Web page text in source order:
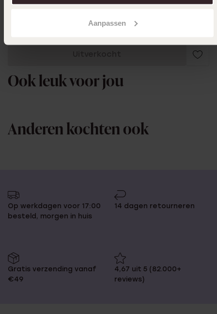
Aanpassen
Toon meer
Ook leuk voor jou
Anderen kochten ook
Op werkdagen voor 17:00
besteld, morgen in huis
14 dagen retourneren
Gratis verzending vanaf
€49
4,67 uit 5 (82.000+
reviews)